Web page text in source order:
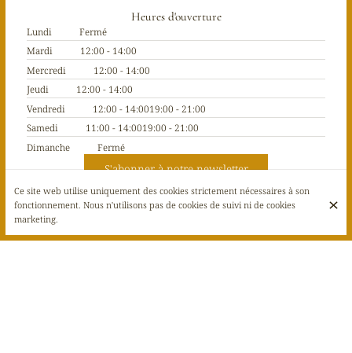
Heures d'ouverture
Lundi
Fermé
Mardi
12:00 - 14:00
Mercredi
12:00 - 14:00
Jeudi
12:00 - 14:00
Vendredi
12:00 - 14:0019:00 - 21:00
Samedi
11:00 - 14:0019:00 - 21:00
Dimanche
Fermé
S'abonner à notre newsletter
Ce site web utilise uniquement des cookies strictement nécessaires à son
fonctionnement. Nous n'utilisons pas de cookies de suivi ni de cookies
marketing.